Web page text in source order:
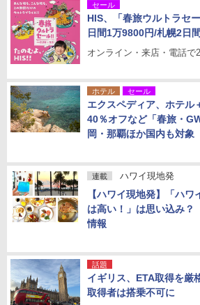
セール
HIS、「春旅ウルトラセ
日間1万9800円/札幌2日
オンライン・来店・電話で
ホテル セール
エクスペディア、ホテル
40％オフなど「春旅・
岡・那覇ほか国内も対象
連載 ハワイ現地発
【ハワイ現地発】「ハ
は高い！」は思い込み
情報
話題
イギリス、ETA取得を厳
取得者は搭乗不可に